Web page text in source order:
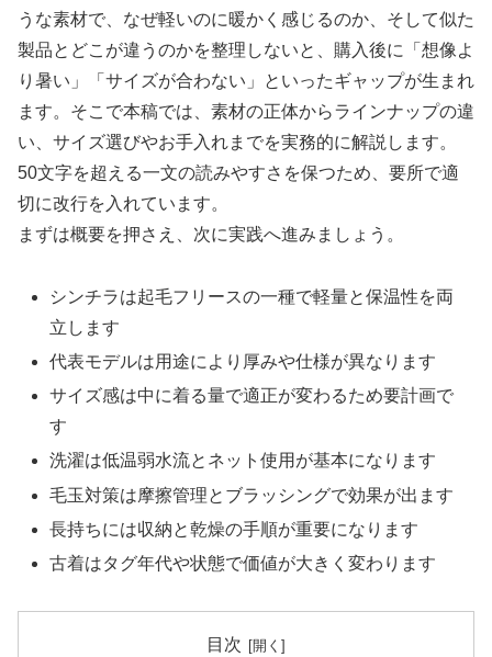
うな素材で、なぜ軽いのに暖かく感じるのか、そして似た
製品とどこが違うのかを整理しないと、購入後に「想像よ
り暑い」「サイズが合わない」といったギャップが生まれ
ます。そこで本稿では、素材の正体からラインナップの違
い、サイズ選びやお手入れまでを実務的に解説します。
50文字を超える一文の読みやすさを保つため、要所で適
切に改行を入れています。
まずは概要を押さえ、次に実践へ進みましょう。
シンチラは起毛フリースの一種で軽量と保温性を両
立します
代表モデルは用途により厚みや仕様が異なります
サイズ感は中に着る量で適正が変わるため要計画で
す
洗濯は低温弱水流とネット使用が基本になります
毛玉対策は摩擦管理とブラッシングで効果が出ます
長持ちには収納と乾燥の手順が重要になります
古着はタグ年代や状態で価値が大きく変わります
目次